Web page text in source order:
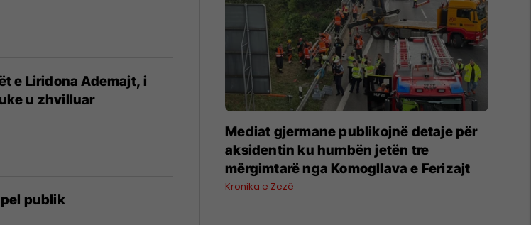
e Liridona Ademajt, i
u zhvilluar
publik
Mediat gjermane publikojnë detaje për
aksidentin ku humbën jetën tre
mërgimtarë nga Komogllava e Ferizajt
Kronika e Zezë